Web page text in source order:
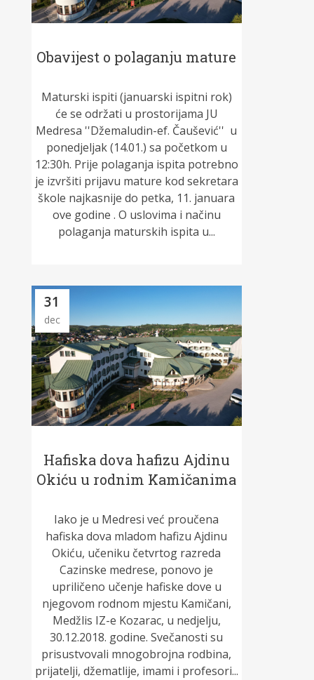
Obavijest o polaganju mature
Maturski ispiti (januarski ispitni rok)
će se održati u prostorijama JU
Medresa ''Džemaludin-ef. Čaušević'' u
ponedjeljak (14.01.) sa početkom u
12:30h. Prije polaganja ispita potrebno
je izvršiti prijavu mature kod sekretara
škole najkasnije do petka, 11. januara
ove godine . O uslovima i načinu
polaganja maturskih ispita u...
31
dec
Hafiska dova hafizu Ajdinu
Okiću u rodnim Kamičanima
Iako je u Medresi već proučena
hafiska dova mladom hafizu Ajdinu
Okiću, učeniku četvrtog razreda
Cazinske medrese, ponovo je
upriličeno učenje hafiske dove u
njegovom rodnom mjestu Kamičani,
Medžlis IZ-e Kozarac, u nedjelju,
30.12.2018. godine. Svečanosti su
prisustvovali mnogobrojna rodbina,
prijatelji, džematlije, imami i profesori...